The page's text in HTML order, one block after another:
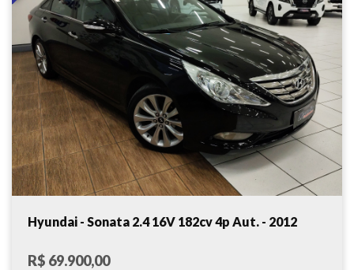
Hyundai - Sonata 2.4 16V 182cv 4p Aut. - 2012
R$ 69.900,00